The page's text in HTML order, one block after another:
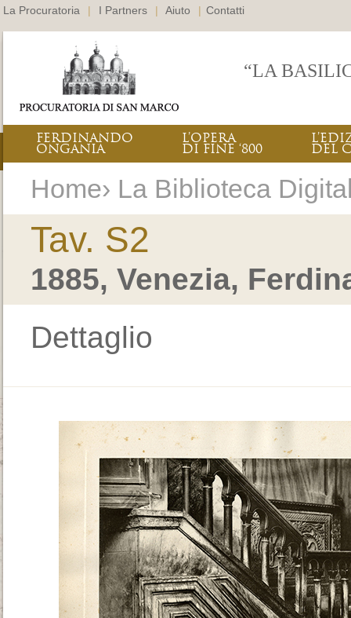
La Procuratoria | I Partners | Aiuto | Contatti
“LA
FERDINANDO
ONGANIA
L’OPERA
DI FINE ‘800 DEL
Home› La Biblioteca
Tav. S2
1885, Venezia,
Dettaglio